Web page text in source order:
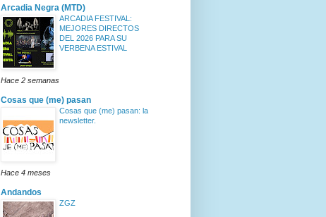
Arcadia Negra (MTD)
ARCADIA FESTIVAL:
MEJORES DIRECTOS
DEL 2026 PARA SU
VERBENA ESTIVAL
Hace 2 semanas
Cosas que (me) pasan
Cosas que (me) pasan: la
newsletter.
Hace 4 meses
Andandos
ZGZ